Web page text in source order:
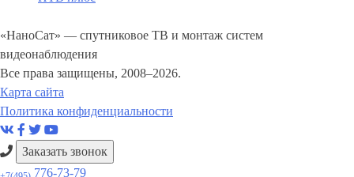
«НаноСат» — спутниковое ТВ и монтаж систем
видеонаблюдения
Все права защищены, 2008–2026.
Карта сайта
Политика конфиденциальности
Заказать звонок
776-73-79